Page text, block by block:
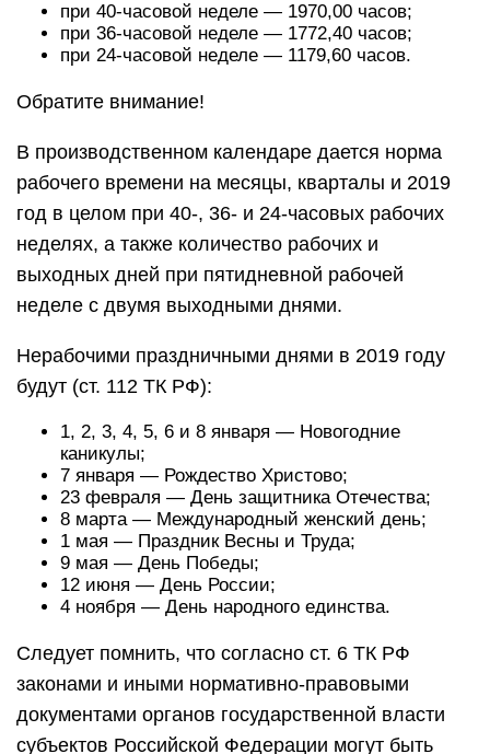
при 40-часовой неделе — 1970,00 часов;
при 36-часовой неделе — 1772,40 часов;
при 24-часовой неделе — 1179,60 часов.
Обратите внимание!
В производственном календаре дается норма
рабочего времени на месяцы, кварталы и 2019
год в целом при 40-, 36- и 24-часовых рабочих
неделях, а также количество рабочих и
выходных дней при пятидневной рабочей
неделе с двумя выходными днями.
Нерабочими праздничными днями в 2019 году
будут (ст. 112 ТК РФ):
1, 2, 3, 4, 5, 6 и 8 января — Новогодние
каникулы;
7 января — Рождество Христово;
23 февраля — День защитника Отечества;
8 марта — Международный женский день;
1 мая — Праздник Весны и Труда;
9 мая — День Победы;
12 июня — День России;
4 ноября — День народного единства.
Следует помнить, что согласно ст. 6 ТК РФ
законами и иными нормативно-правовыми
документами органов государственной власти
субъектов Российской Федерации могут быть